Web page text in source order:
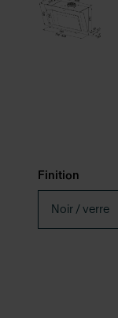
Finition
Noir / verre